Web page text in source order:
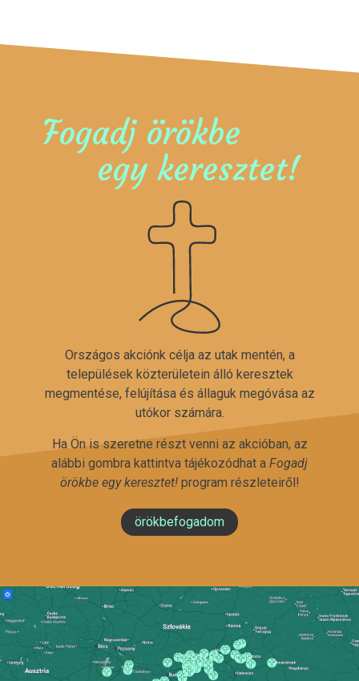
Fogadj örökbe
egy keresztet!
Országos akciónk célja az utak mentén, a
települések közterületein álló keresztek
megmentése, felújítása és állaguk megóvása az
utókor számára.
Ha Ön is szeretne részt venni az akcióban, az
alábbi gombra kattintva tájékozódhat a Fogadj
örökbe egy keresztet!program részleteiről!
örökbefogadom